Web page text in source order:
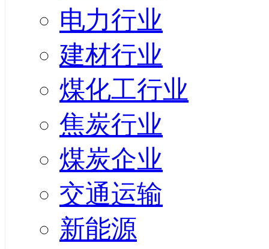
电力行业
建材行业
煤化工行业
焦炭行业
煤炭企业
交通运输
新能源